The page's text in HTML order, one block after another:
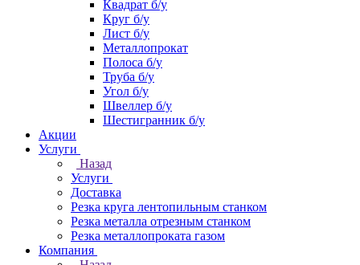
Квадрат б/у
Круг б/у
Лист б/у
Металлопрокат
Полоса б/у
Труба б/у
Угол б/у
Швеллер б/у
Шестигранник б/у
Акции
Услуги
Назад
Услуги
Доставка
Резка круга лентопильным станком
Резка металла отрезным станком
Резка металлопроката газом
Компания